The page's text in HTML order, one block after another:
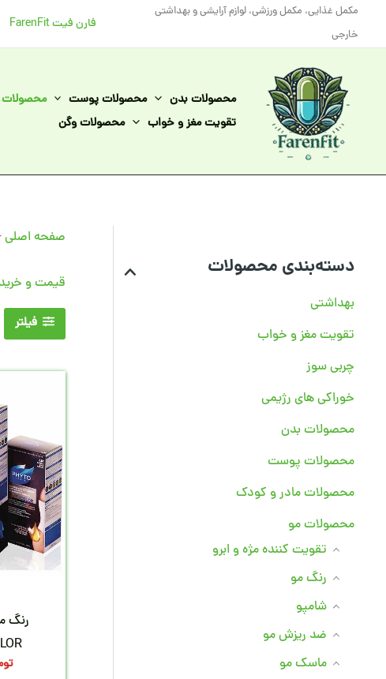
مکمل غذایی، مکمل ورزشی، لوازم آرایشی و بهداشتی
خارجی
فارن فیت FarenFit
محصولات بدن محصولات پوست محصولات
تقویت مغز و خواب
محصولات وگن
دسته‌بندی محصولات
بهداشتی
تقویت مغز و خواب
چربی سوز
خوراکی های رژیمی
محصولات بدن
محصولات پوست
محصولات مادر و کودک
محصولات مو
تقویت کننده مژه و ابرو
رنگ مو
شامپو
ضد ریزش مو
ماسک مو
صفحه اصلی
قیمت و
فیلتر
رنگ